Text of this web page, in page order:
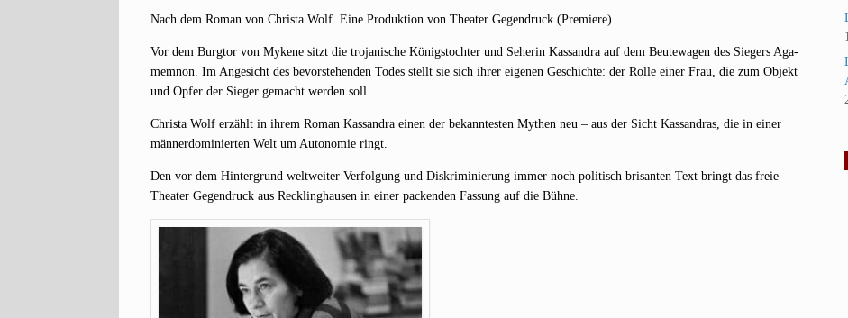
Nach dem Roman von Chris­ta Wolf. Eine Pro­duk­ti­on von Thea­ter Gegen­druck (Pre­mie­re).
Vor dem Burg­tor von Myke­ne sitzt die tro­ja­ni­sche Königs­toch­ter und Sehe­rin Kas­san­dra auf dem Beu­te­wa­gen des Sie­gers Aga­
mem­non. Im Ange­sicht des bevor­ste­hen­den Todes stellt sie sich ihrer eige­nen Geschich­te: der Rol­le einer Frau, die zum Objekt
und Opfer der Sie­ger gemacht wer­den soll.
Chris­ta Wolf erzählt in ihrem Roman Kas­san­dra einen der bekann­tes­ten Mythen neu – aus der Sicht Kas­san­dras, die in einer
män­ner­do­mi­nier­ten Welt um Auto­no­mie ringt.
Den vor dem Hin­ter­grund welt­wei­ter Ver­fol­gung und Dis­kri­mi­nie­rung immer noch poli­tisch bri­san­ten Text bringt das freie
Thea­ter Gegen­druck aus Reck­ling­hau­sen in einer packen­den Fas­sung auf die Bühne.